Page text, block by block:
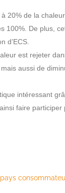
20% de la
100%. De plus,
d’ECS.
est rejeter
aussi de
intéressant
faire